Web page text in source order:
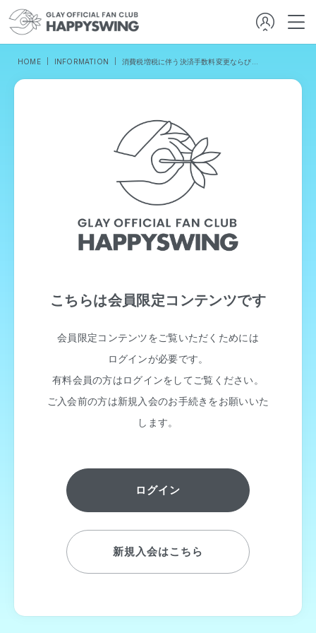
HOME INFORMATION
こちらは会員限定コンテンツです
会員限定コンテンツをご覧いただくためには
ログインが必要です。
有料会員の方はログインをしてご覧ください。
ご入会前の方は新規入会のお手続きをお願いいた
します。
ログイン
新規入会はこちら